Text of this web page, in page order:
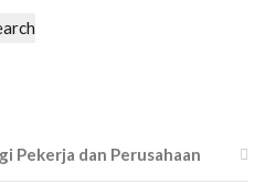
Pekerja dan Perusahaan